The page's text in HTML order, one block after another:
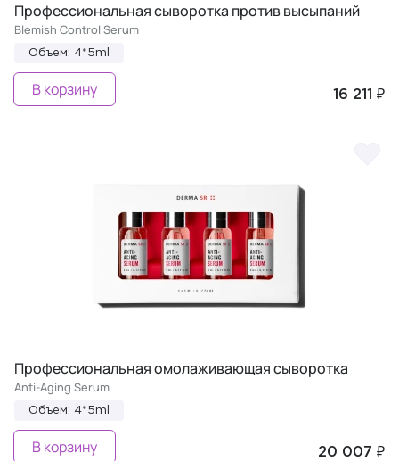
Профессиональная сыворотка против высыпаний
Blemish Control Serum
Объем: 4*5ml
16 211 ₽
В корзину
Профессиональная омолаживающая сыворотка
Anti-Aging Serum
Объем: 4*5ml
20 007 ₽
В корзину